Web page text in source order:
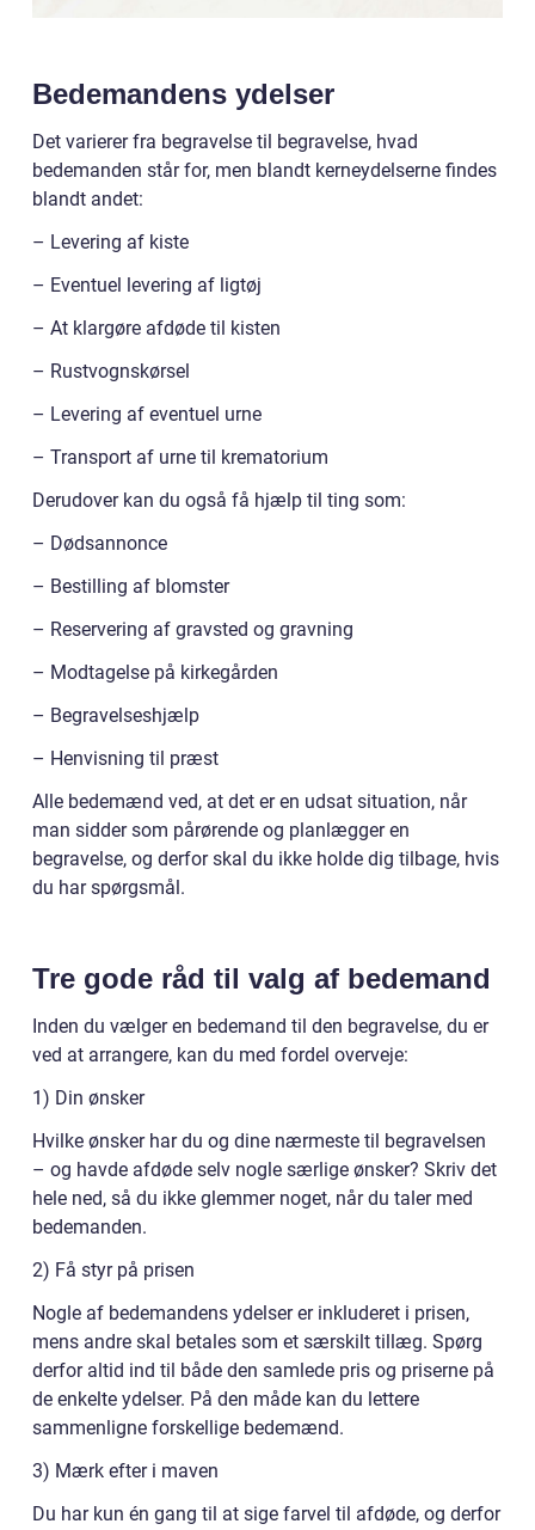
Bedemandens ydelser
Det varierer fra begravelse til begravelse, hvad
bedemanden står for, men blandt kerneydelserne findes
blandt andet:
– Levering af kiste
– Eventuel levering af ligtøj
– At klargøre afdøde til kisten
– Rustvognskørsel
– Levering af eventuel urne
– Transport af urne til krematorium
Derudover kan du også få hjælp til ting som:
– Dødsannonce
– Bestilling af blomster
– Reservering af gravsted og gravning
– Modtagelse på kirkegården
– Begravelseshjælp
– Henvisning til præst
Alle bedemænd ved, at det er en udsat situation, når
man sidder som pårørende og planlægger en
begravelse, og derfor skal du ikke holde dig tilbage, hvis
du har spørgsmål.
Tre gode råd til valg af bedemand
Inden du vælger en bedemand til den begravelse, du er
ved at arrangere, kan du med fordel overveje:
1) Din ønsker
Hvilke ønsker har du og dine nærmeste til begravelsen
– og havde afdøde selv nogle særlige ønsker? Skriv det
hele ned, så du ikke glemmer noget, når du taler med
bedemanden.
2) Få styr på prisen
Nogle af bedemandens ydelser er inkluderet i prisen,
mens andre skal betales som et særskilt tillæg. Spørg
derfor altid ind til både den samlede pris og priserne på
de enkelte ydelser. På den måde kan du lettere
sammenligne forskellige bedemænd.
3) Mærk efter i maven
Du har kun én gang til at sige farvel til afdøde, og derfor